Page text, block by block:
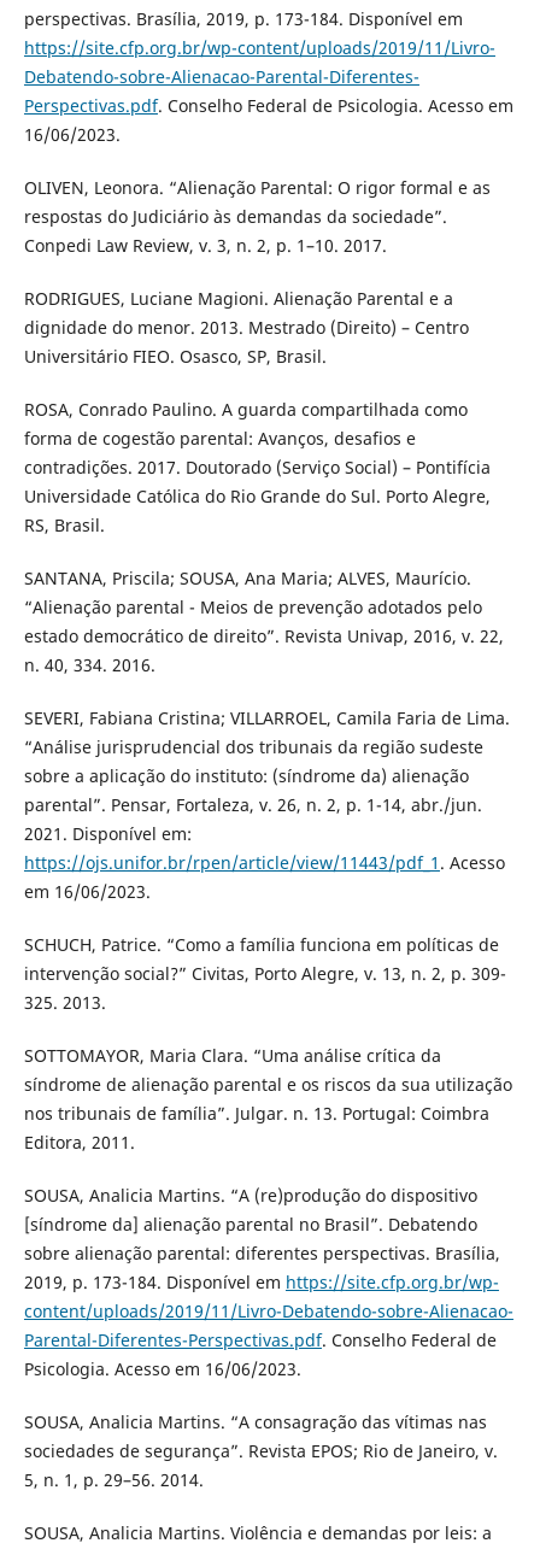
perspectivas. Brasília, 2019, p. 173-184. Disponível em
https://site.cfp.org.br/wp-content/uploads/2019/11/Livro-
Debatendo-sobre-Alienacao-Parental-Diferentes-
Perspectivas.pdf. Conselho Federal de Psicologia. Acesso em
16/06/2023.
OLIVEN, Leonora. “Alienação Parental: O rigor formal e as
respostas do Judiciário às demandas da sociedade”.
Conpedi Law Review, v. 3, n. 2, p. 1–10. 2017.
RODRIGUES, Luciane Magioni. Alienação Parental e a
dignidade do menor. 2013. Mestrado (Direito) – Centro
Universitário FIEO. Osasco, SP, Brasil.
ROSA, Conrado Paulino. A guarda compartilhada como
forma de cogestão parental: Avanços, desafios e
contradições. 2017. Doutorado (Serviço Social) – Pontifícia
Universidade Católica do Rio Grande do Sul. Porto Alegre,
RS, Brasil.
SANTANA, Priscila; SOUSA, Ana Maria; ALVES, Maurício.
“Alienação parental - Meios de prevenção adotados pelo
estado democrático de direito”. Revista Univap, 2016, v. 22,
n. 40, 334. 2016.
SEVERI, Fabiana Cristina; VILLARROEL, Camila Faria de Lima.
“Análise jurisprudencial dos tribunais da região sudeste
sobre a aplicação do instituto: (síndrome da) alienação
parental”. Pensar, Fortaleza, v. 26, n. 2, p. 1-14, abr./jun.
2021. Disponível em:
https://ojs.unifor.br/rpen/article/view/11443/pdf_1 . Acesso
em 16/06/2023.
SCHUCH, Patrice. “Como a família funciona em políticas de
intervenção social?” Civitas, Porto Alegre, v. 13, n. 2, p. 309-
325. 2013.
SOTTOMAYOR, Maria Clara. “Uma análise crítica da
síndrome de alienação parental e os riscos da sua utilização
nos tribunais de família”. Julgar. n. 13. Portugal: Coimbra
Editora, 2011.
SOUSA, Analicia Martins. “A (re)produção do dispositivo
[síndrome da] alienação parental no Brasil”. Debatendo
sobre alienação parental: diferentes perspectivas. Brasília,
2019, p. 173-184. Disponível em https://site.cfp.org.br/wp-
content/uploads/2019/11/Livro-Debatendo-sobre-Alienacao-
Parental-Diferentes-Perspectivas.pdf. Conselho Federal de
Psicologia. Acesso em 16/06/2023.
SOUSA, Analicia Martins. “A consagração das vítimas nas
sociedades de segurança”. Revista EPOS; Rio de Janeiro, v.
5, n. 1, p. 29–56. 2014.
SOUSA, Analicia Martins. Violência e demandas por leis: a